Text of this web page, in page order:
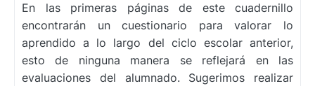
En las primeras páginas de este cuadernillo
encontrarán un cuestionario para valorar lo
aprendidoa lo largo del ciclo escolar anterior,
esto de ninguna manera se reflejará en las
evaluaciones del alumnado. Sugerimos realizar